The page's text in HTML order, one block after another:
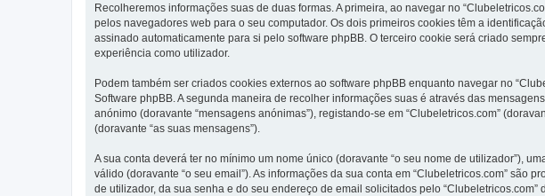
Recolheremos informações suas de duas formas. A primeira, ao navegar no
pelos navegadores web para o seu computador. Os dois primeiros cookies têm a
assinado automaticamente para si pelo software phpBB. O terceiro cookie será criado
experiência como utilizador.
Podem também ser criados cookies externos ao software phpBB enquanto navegar no
Software phpBB. A segunda maneira de recolher informações suas é através das
anónimo (doravante “mensagens anónimas”), registando-se em “Clubeletricos.com”
(doravante “as suas mensagens”).
A sua conta deverá ter no mínimo um nome único (doravante “o seu nome de utilizador”),
válido (doravante “o seu email”). As informações da sua conta em “Clubeletricos.com”
de utilizador, da sua senha e do seu endereço de email solicitados pelo